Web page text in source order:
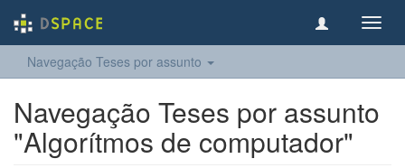
Navegação Teses por assunto
Navegação Teses por assunto
"Algorítmos de computador"